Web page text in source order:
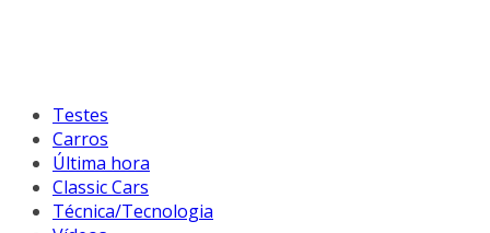
Testes
Carros
Última hora
Classic Cars
Técnica/Tecnologia